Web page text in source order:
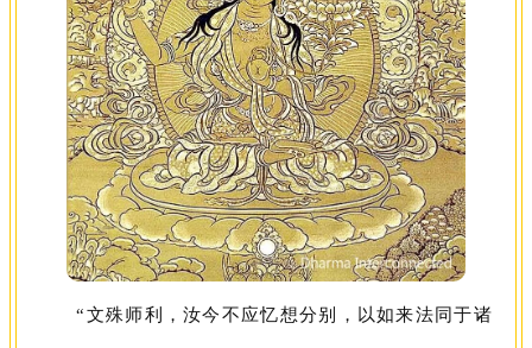
“文殊师利，汝今不应忆想分别，以如来法同于诸